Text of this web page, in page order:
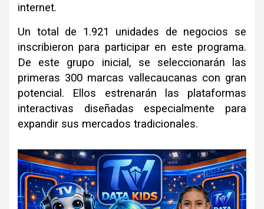
internet.
Un total de 1.921 unidades de negocios se
inscribieron para participar en este programa.
De este grupo inicial, se seleccionarán las
primeras 300 marcas vallecaucanas con gran
potencial. Ellos estrenarán las plataformas
interactivas diseñadas especialmente para
expandir sus mercados tradicionales.